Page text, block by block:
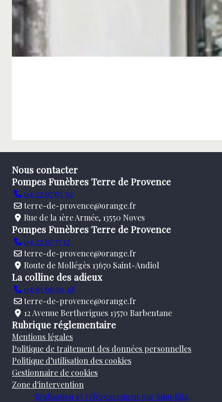
Nous contacter
Pompes Funèbres Terre de Provence
04 22 67 63 30
terre-de-provence@orange.fr
Rue de la 1ère Armée, 13550 Noves
Pompes Funèbres Terre de Provence
04 22 67 37 12
terre-de-provence@orange.fr
Route de Mollégès 13670 Saint-Andiol
La colline des adieux
04 65 66 70 48
terre-de-provence@orange.fr
12 Avenue Bertherigues 13570 Barbentane
Rubrique réglementaire
Mentions légales
Politique de traitement des données personnelles
Politique d’utilisation des cookies
Gestionnaire de cookies
Zone d'intervention
Réalisation et référencement par Simplifia